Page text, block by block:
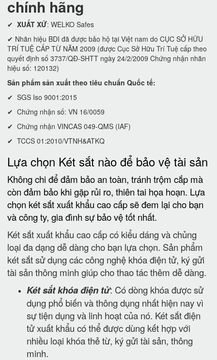
chính hãng
✔ XUẤT XỨ: WELKO Safes
✔ Nhãn hiệu BDI đã được bảo hộ tại Việt nam do CỤC SỞ HỮU
TRÍ TUỆ CẤP TỪ NĂM 2009 (được Cục Sở Hữu Trí Tuệ cấp theo
quyết định số 3737/QĐ-SHTT ngày 24/2/2009 Chứng nhận nhãn
hiệu số: 120132)
Sản phẩm sản xuất theo tiêu chuẩn Quốc tế:
✔ SGS Iso 9001:2015
✔ Chứng nhận số: VN 16/0059
✔ Chứng nhận VINCAS 049-QMS (IAF)
✔ TCCS 01:2010/VTNH&ATKQ
Lựa chọn Két sắt nào để bảo vệ tài sản
Không chi để đảm bảo an toàn, tránh trộm cắp mà
còn đảm bảo khi gặp rủi ro, thiên tai họa hoạn. Lựa
chọn két sắt xuất khẩu cao cấp sẽ đem lại cho bạn
và công ty, gia đình sự bảo vệ tốt nhất.
Két sắt xuất khẩu cao cấp có kiểu dáng và chủng
loại đa dạng dễ dàng cho bạn lựa chọn. Sản phẩm
két sắt sử dụng các công nghệ khóa điện tử, ký gửi
tài sản thông minh giúp cho thao tác thêm dễ dàng.
Két sắt khóa điện tử: Có dòng khóa được sử
dụng phổ biến và thông dụng nhất hiện nay vì
sự tiện dụng và linh hoạt của nó. Két sắt điện
tử xuất khẩu có thể được dùng kết hợp với
nhiều loại khóa thẻ từ, ký gửi tài sản, thông
minh.